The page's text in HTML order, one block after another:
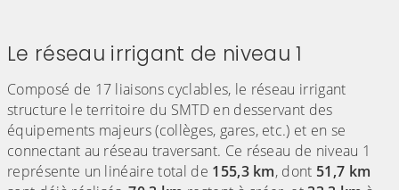
Le réseau irrigant de niveau 1
Composé de 17 liaisons cyclables, le réseau irrigant
structure le territoire du SMTD en desservant des
équipements majeurs (collèges, gares, etc.) et en se
connectant au réseau traversant. Ce réseau de niveau 1
représente un linéaire total de 155,3 km, dont 51,7 km